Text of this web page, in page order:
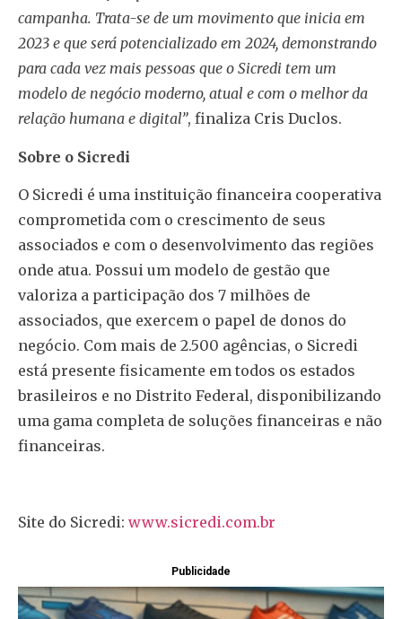
campanha. Trata-se de um movimento que inicia em
2023 e que será potencializado em 2024, demonstrando
para cada vez mais pessoas que o Sicredi tem um
modelo de negócio moderno, atual e com o melhor da
relação humana e digital”, finaliza Cris Duclos.
Sobre o Sicredi
O Sicredi é uma instituição financeira cooperativa
comprometida com o crescimento de seus
associados e com o desenvolvimento das regiões
onde atua. Possui um modelo de gestão que
valoriza a participação dos 7 milhões de
associados, que exercem o papel de donos do
negócio. Com mais de 2.500 agências, o Sicredi
está presente fisicamente em todos os estados
brasileiros e no Distrito Federal, disponibilizando
uma gama completa de soluções financeiras e não
financeiras.
Site do Sicredi: www.sicredi.com.br
Publicidade